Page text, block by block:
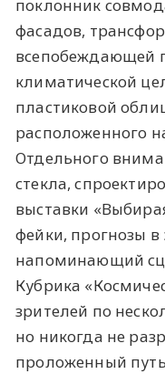
поклонник
фасадов,
всепобеждающей
климатической
пластиковой
расположенного
Отдельного
стекла,
выставки
фейки, прогнозы в
напоминающий
Кубрика
зрителей по
но никогда не
проложенный